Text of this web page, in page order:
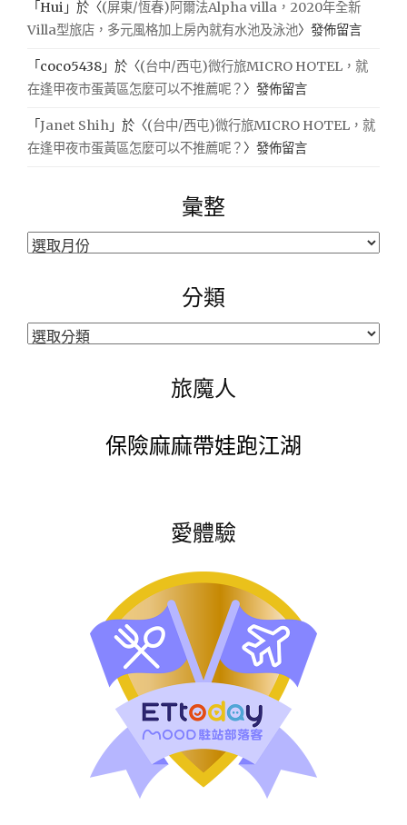
「Hui 」於〈(屏東/恆春)阿爾法Alpha villa，2020年全新
Villa型旅店，多元風格加上房內就有水池及泳池〉發佈留言
「 coco5438 」於〈(台中/西屯)微行旅MICRO HOTEL，就
在逢甲夜市蛋黃區怎麼可以不推薦呢？ 〉發佈留言
「Janet Shih 」於〈(台中/西屯)微行旅MICRO HOTEL，就
在逢甲夜市蛋黃區怎麼可以不推薦呢？ 〉發佈留言
彙整
彙
分類
分
旅魔人
保險麻麻帶娃跑江湖
愛體驗